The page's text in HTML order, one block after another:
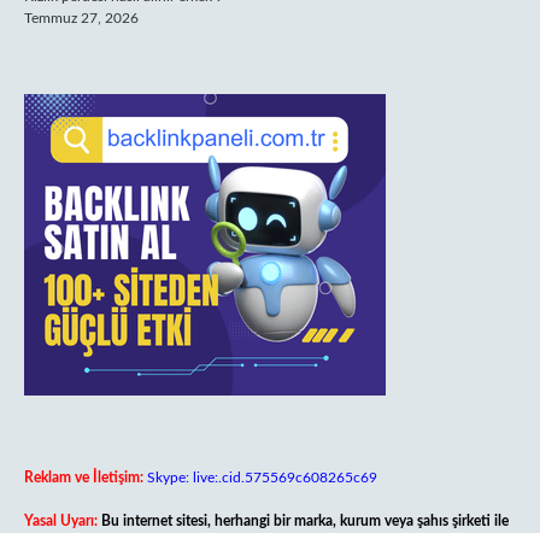
Temmuz 27, 2026
Reklam ve İletişim: Skype: live:.cid.575569c608265c69
Yasal Uyarı: Bu internet sitesi, herhangi bir marka, kurum veya şahıs şirketi ile